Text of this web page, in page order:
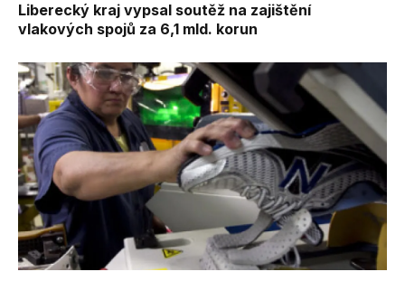
Liberecký kraj vypsal soutěž na zajištění
vlakových spojů za 6,1 mld. korun